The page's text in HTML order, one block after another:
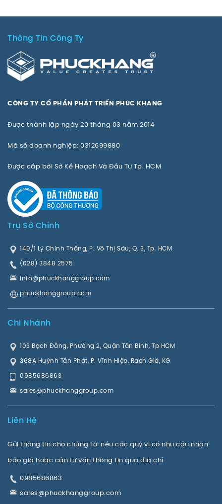
Thông Tin Công Ty
CÔNG TY CỔ PHẦN PHÁT TRIỂN PHÚC KHANG
Được thành lập ngày 20 tháng 03 năm 2014
Mã số doanh nghiệp: 0312699880
Được cấp bởi Sở Kế Hoạch Và Đầu Tư Tp. HCM
Trụ Sở Chính
140/1 Lý Chính Thắng, P. Võ Thị Sáu, Q. 3, Tp. HCM
(028) 3848 2575
info@phuckhanggroup.com
phuckhanggroup.com
Chi Nhánh
103 Bạch Đằng, Phường 2, Quận Tân Bình, Tp HCM
368A Huỳnh Tấn Phát, P. Vĩnh Hiệp, Rạch Giá, KG
0985686863
sales@phuckhanggroup.com
Liên Hệ
Gửi thông tin cho chúng tôi nếu các quý vị có nhu cầu nhận
báo giá hoặc cần tư vấn thông tin qua địa chỉ
0985686863
sales@phuckhanggroup.com